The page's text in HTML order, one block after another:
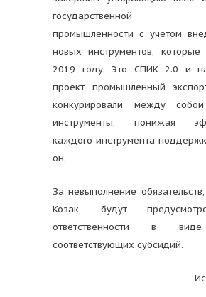
государственной
промышленности с учетом
новых инструментов, которые
2019 году. Это СПИК 2.0 и
проект промышленный
конкурировали между
инструменты, понижая
каждого инструмента
он.
За невыполнение
Козак, будут
ответственности в
соответствующих субсидий.